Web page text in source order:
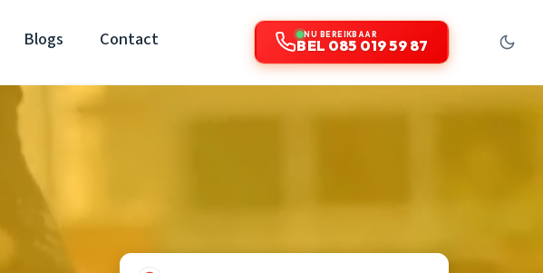
Blogs Contact NU BEREIKBAAR
BEL 085 019 59 87